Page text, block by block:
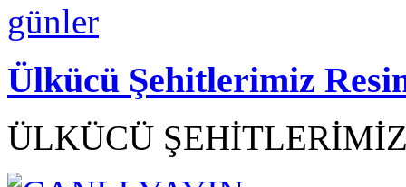
Ülkücü Şehitlerimiz
ÜLKÜCÜ